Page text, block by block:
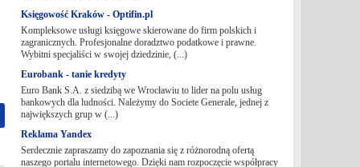
Księgowość Kraków - Optifin.pl
Kompleksowe usługi księgowe skierowane do firm polskich i
zagranicznych. Profesjonalne doradztwo podatkowe i prawne.
Wybitni specjaliści w swojej dziedzinie, (...)
Eurobank - tanie kredyty
Euro Bank S.A. z siedzibą we Wrocławiu to lider na polu usług
bankowych dla ludności. Należymy do Societe Generale, jednej z
największych grup w (...)
Reklama Yandex
Serdecznie zapraszamy do zapoznania się z różnorodną ofertą
naszego portalu internetowego. Dzięki nam rozpoczęcie współpracy